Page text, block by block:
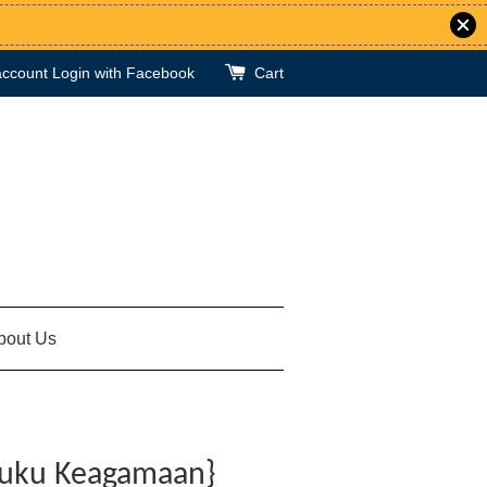
Login with Facebook Cart
Us
Keagamaan}